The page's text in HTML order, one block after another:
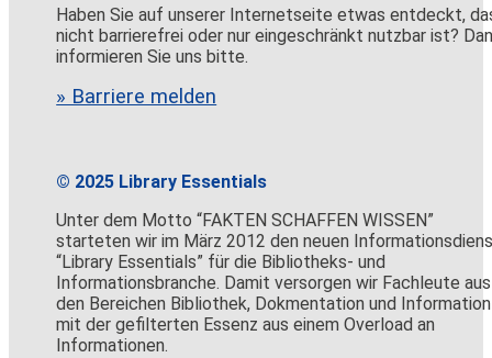
Haben Sie auf unserer Internetseite etwas entdeckt,
nicht barrierefrei oder nur eingeschränkt nutzbar ist?
informieren Sie uns bitte.
» Barriere melden
© 2025 Library Essentials
Unter dem Motto “FAKTEN SCHAFFEN WISSEN”
starteten wir im März 2012 den neuen
“Library Essentials” für die Bibliotheks- und
Informationsbranche. Damit versorgen wir Fachleute aus
den Bereichen Bibliothek, Dokmentation und Information
mit der gefilterten Essenz aus einem Overload an
Informationen.